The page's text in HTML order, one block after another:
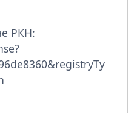
РКН: